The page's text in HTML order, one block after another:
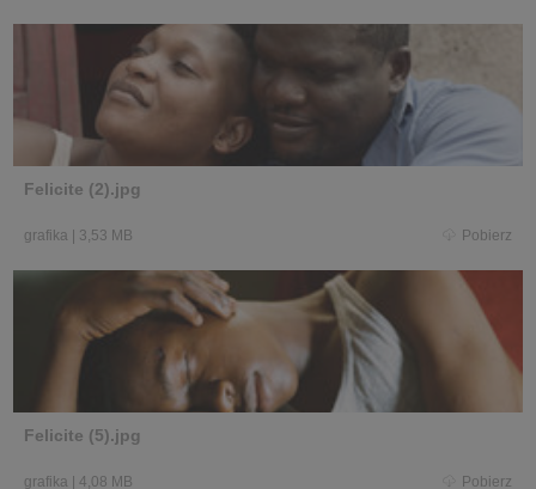
Felicite (2).jpg
grafika 3,53 MB Pobierz
Felicite (5).jpg
grafika 4,08 MB Pobierz